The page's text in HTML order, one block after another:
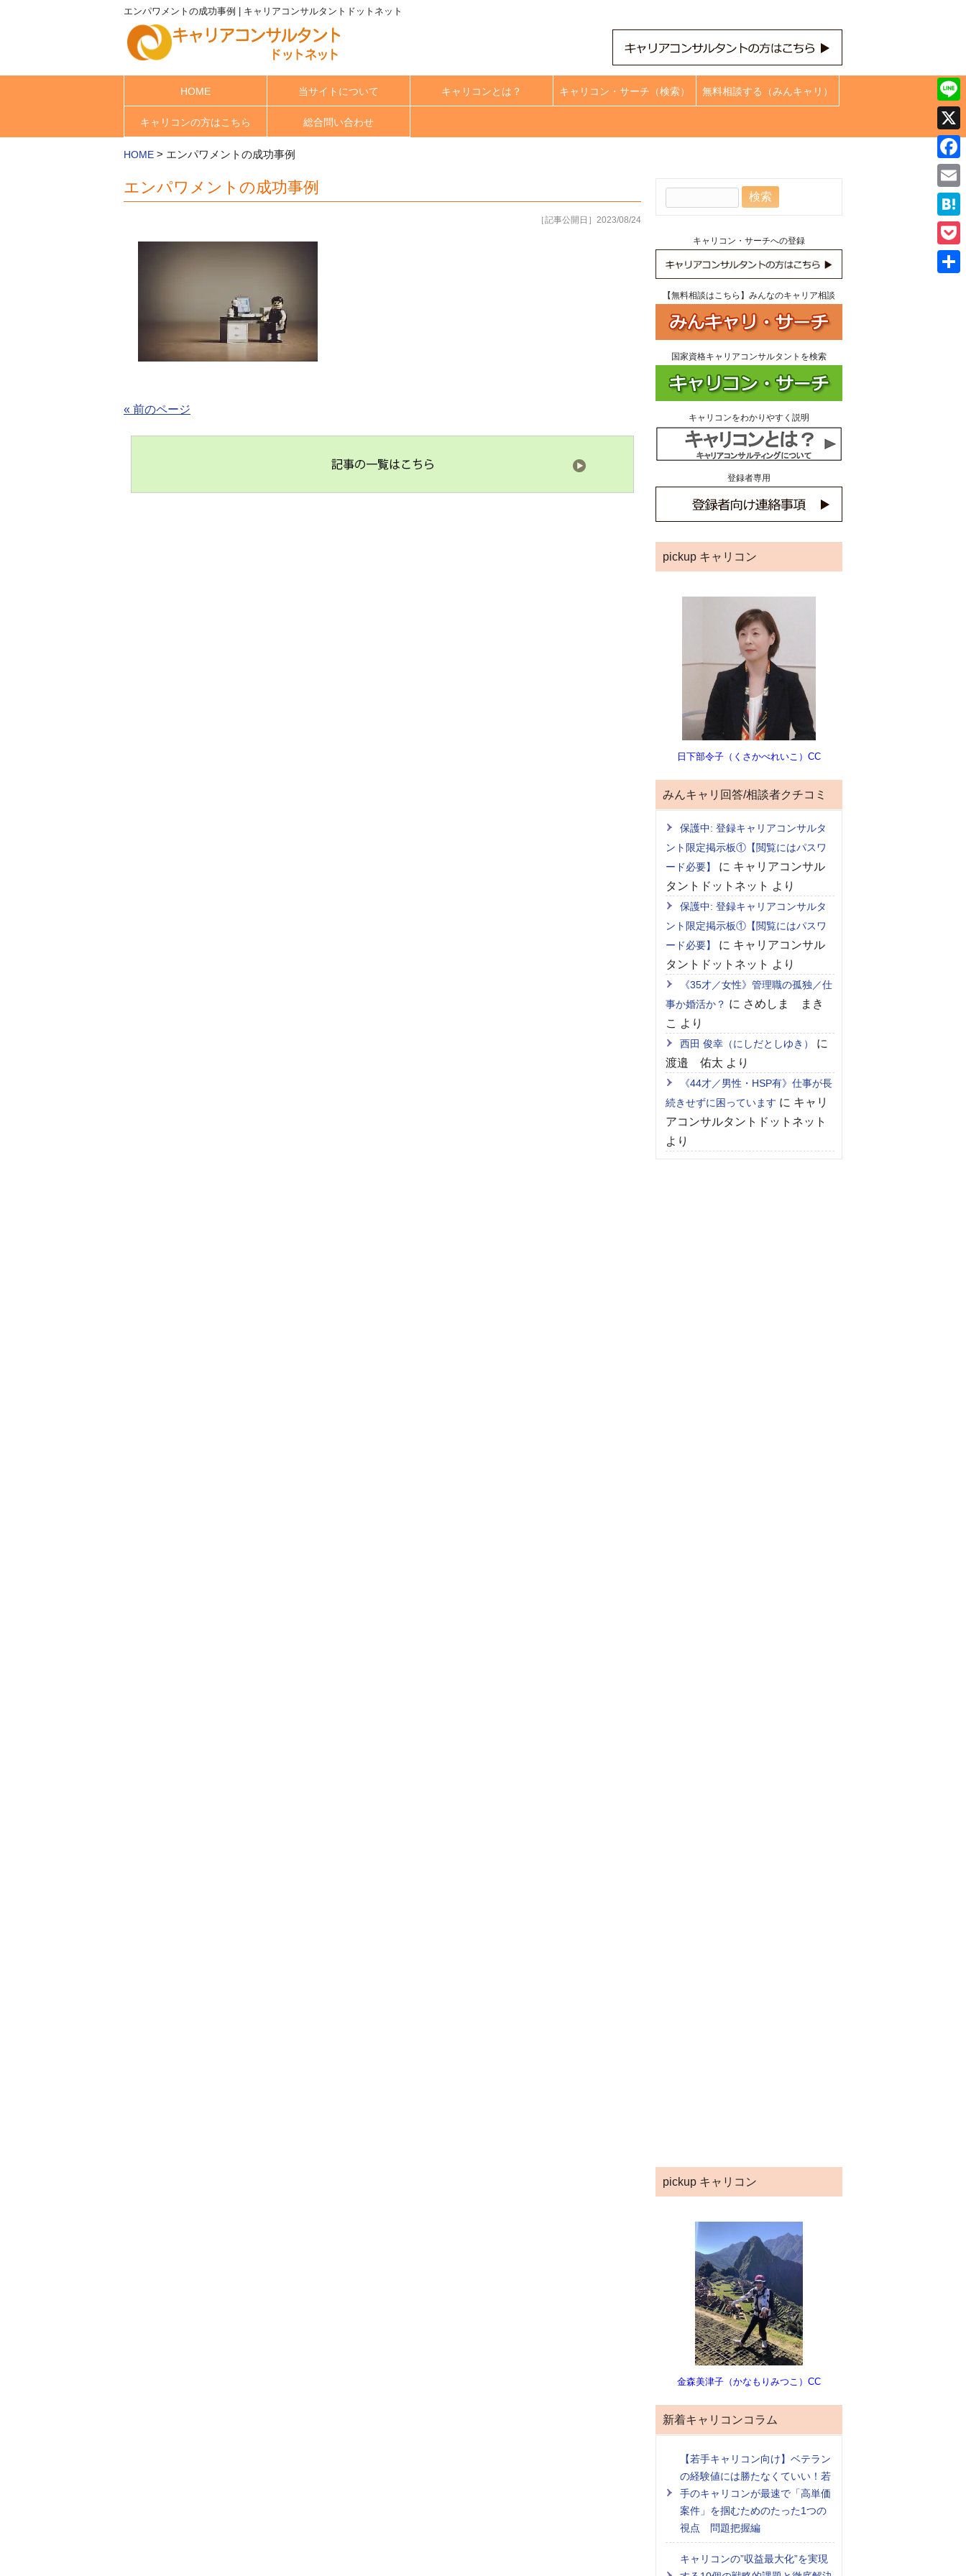
エンパワメントの成功事例 | キャリアコンサルタントドットネット
HOME 当サイトについて キャリコンとは？ キャリコン・サーチ（検索） 無料相談する（みんキャリ）
キャリコンの方はこちら 総合問い合わせ
HOME > エンパワメントの成功事例
エンパワメントの成功事例
［記事公開日］2023/08/24
« 前のページ
キャリコン・サーチへの登録
【無料相談はこちら】みんなのキャリア相談
国家資格キャリアコンサルタントを検索
キャリコンをわかりやすく説明
登録者専用
pickup キャリコン
日下部令子（くさかべれいこ）CC
みんキャリ回答/相談者クチコミ
保護中: 登録キャリアコンサルタ
ント限定掲示板①【閲覧にはパスワ
ード必要】
に キャリアコンサル
タントドットネット より
保護中: 登録キャリアコンサルタ
ント限定掲示板①【閲覧にはパスワ
ード必要】
に キャリアコンサル
タントドットネット より
《35才／女性》管理職の孤独／仕
事か婚活か？ に さめしま まき
こ より
西田 俊幸（にしだとしゆき）
に
渡邉 佑太 より
《44才／男性・HSP有》仕事が長
続きせずに困っています に キャリ
アコンサルタントドットネット
より
pickup キャリコン
金森美津子（かなもりみつこ）CC
新着キャリコンコラム
【若手キャリコン向け】ベテラン
の経験値には勝たなくていい！若
手のキャリコンが最速で「高単価
案件」を掴むためのたった1つの
視点 問題把握編
キャリコンの”収益最大化”を実現
Line
X
Email